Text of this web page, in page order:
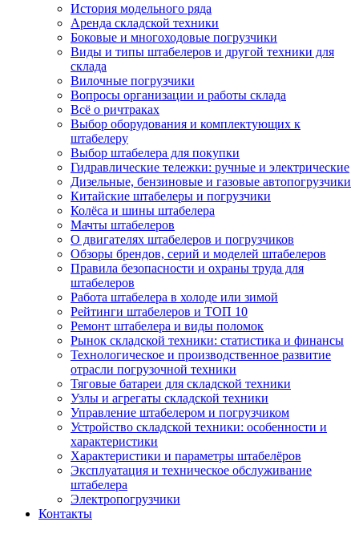
История модельного ряда
Аренда складской техники
Боковые и многоходовые погрузчики
Виды и типы штабелеров и другой техники для
склада
Вилочные погрузчики
Вопросы организации и работы склада
Всё о ричтраках
Выбор оборудования и комплектующих к
штабелеру
Выбор штабелера для покупки
Гидравлические тележки: ручные и электрические
Дизельные, бензиновые и газовые автопогрузчики
Китайские штабелеры и погрузчики
Колёса и шины штабелера
Мачты штабелеров
О двигателях штабелеров и погрузчиков
Обзоры брендов, серий и моделей штабелеров
Правила безопасности и охраны труда для
штабелеров
Работа штабелера в холоде или зимой
Рейтинги штабелеров и ТОП 10
Ремонт штабелера и виды поломок
Рынок складской техники: статистика и финансы
Технологическое и производственное развитие
отрасли погрузочной техники
Тяговые батареи для складской техники
Узлы и агрегаты складской техники
Управление штабелером и погрузчиком
Устройство складской техники: особенности и
характеристики
Характеристики и параметры штабелёров
Эксплуатация и техническое обслуживание
штабелера
Электропогрузчики
Контакты